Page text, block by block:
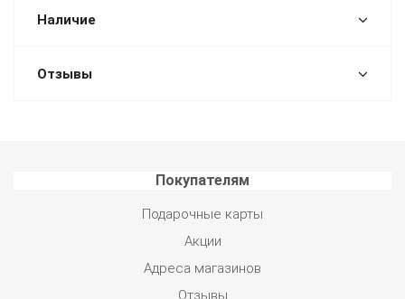
Наличие
Отзывы
Покупателям
Подарочные карты
Акции
Адреса магазинов
Отзывы